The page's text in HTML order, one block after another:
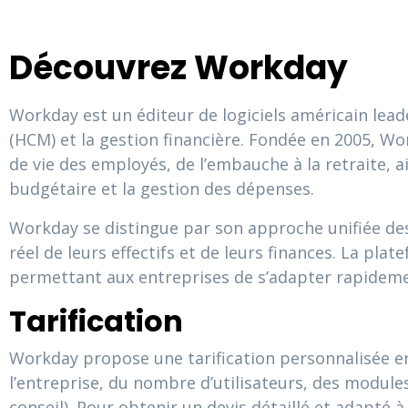
Découvrez Workday
Workday est un éditeur de logiciels américain
(HCM) et la gestion financière. Fondée en 2005,
de vie des employés, de l’embauche à la
budgétaire et la gestion des dépenses.
Workday se distingue par son approche unifiée
réel de leurs effectifs et de leurs finances. La
permettant aux entreprises de s’adapter
Tarification
Workday propose une tarification personnalisée
l’entreprise, du nombre d’utilisateurs, des